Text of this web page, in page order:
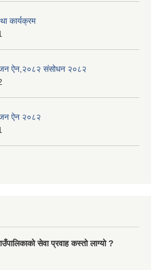
कार्यक्रम
ऐन,२०८२ संसोधन २०८२
ऐन २०८२
सेवा प्रवाह कस्तो लाग्यो ?